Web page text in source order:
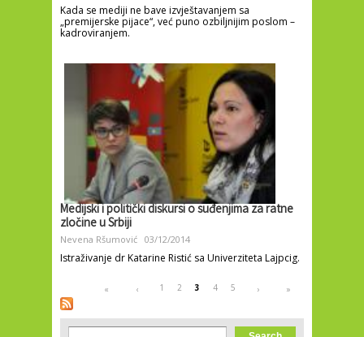
Kada se mediji ne bave izvještavanjem sa
„premijerske pijace“, već puno ozbiljnijim poslom –
kadroviranjem.
Medijski i politički diskursi o suđenjima za ratne
zločine u Srbiji
Nevena Ršumović 03/12/2014
Istraživanje dr Katarine Ristić sa Univerziteta Lajpcig.
Pages« ‹ 1 2 3 4 5 › »
Search